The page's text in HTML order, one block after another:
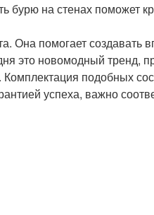
бурю на стенах поможет
Она помогает создавать
это новомодный тренд,
подобных
успеха, важно